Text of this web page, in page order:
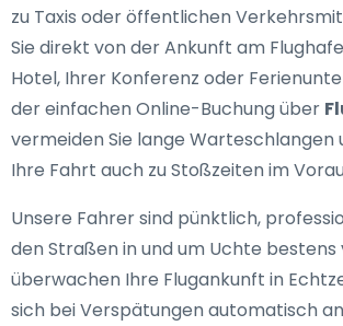
zu Taxis oder öffentlichen
Sie direkt von der Ankunft am
Hotel, Ihrer Konferenz oder
der einfachen Online-Buchung über
vermeiden Sie lange Warteschlangen
Ihre Fahrt auch zu Stoßzeiten im
Unsere Fahrer sind pünktlich,
den Straßen in und um Uchte bestens
überwachen Ihre Flugankunft in
sich bei Verspätungen automatisch